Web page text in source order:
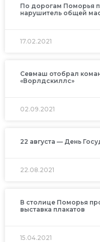
По дорогам Поморья
нарушитель общей
17.02.2021
Севмаш отобрал
«Ворлдскиллс»
02.09.2021
22 августа — День
22.08.2021
В столице Поморья
выставка плакатов
15.04.2021